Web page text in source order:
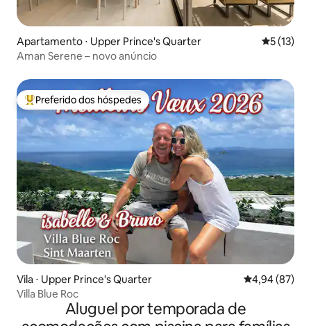
Apartamento ⋅ Upper Prince's Quarter 5 de uma
5 (13)
Aman Serene – novo anúncio
Entre os melhores preferidos dos hóspedes
Preferido dos hóspedes
Vila ⋅ Upper Prince's Quarter 4,94 de uma
4,94 (87)
Villa Blue Roc
Aluguel por temporada de